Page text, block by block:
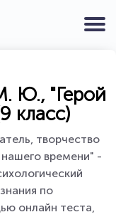
Ю., "Герой
класс)
творчество
времени" -
по
онлайн теста,